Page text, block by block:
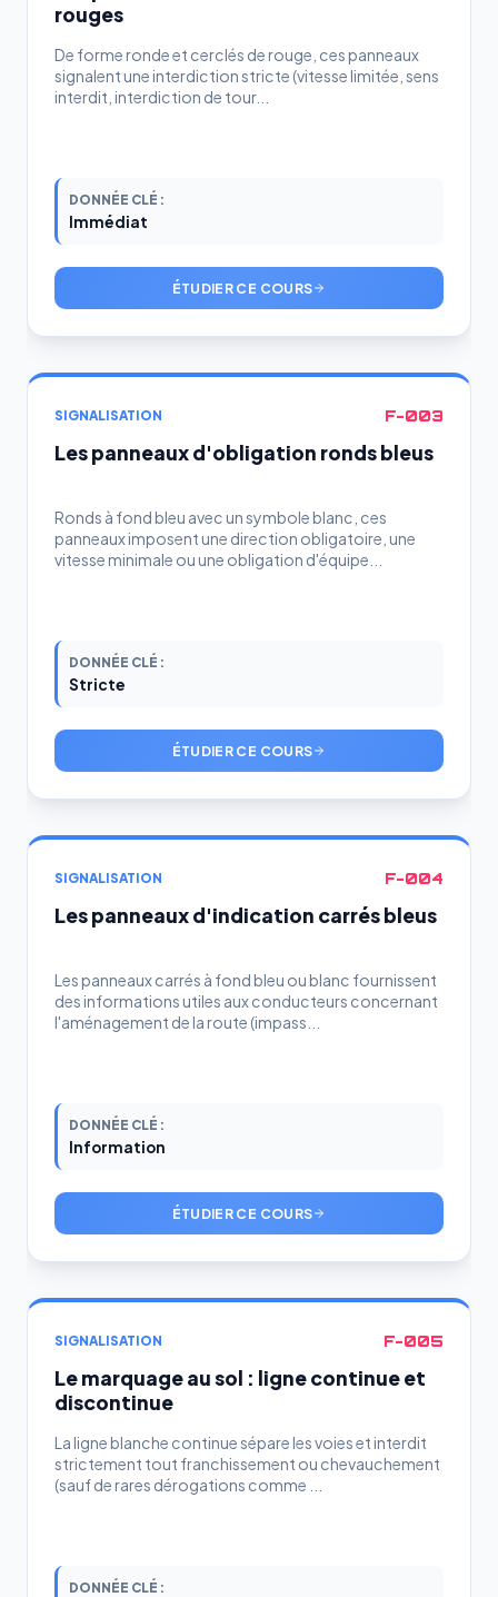
rouges
De forme ronde et cerclés de rouge, ces panneaux
signalent une interdiction stricte (vitesse limitée, sens
interdit, interdiction de tour...
DONNÉE CLÉ :
Immédiat
ÉTUDIER CE COURS
SIGNALISATION F-003
Les panneaux d'obligation ronds bleus
Ronds à fond bleu avec un symbole blanc, ces
panneaux imposent une direction obligatoire, une
vitesse minimale ou une obligation d'équipe...
DONNÉE CLÉ :
Stricte
ÉTUDIER CE COURS
SIGNALISATION F-004
Les panneaux d'indication carrés bleus
Les panneaux carrés à fond bleu ou blanc fournissent
des informations utiles aux conducteurs concernant
l'aménagement de la route (impass...
DONNÉE CLÉ :
Information
ÉTUDIER CE COURS
SIGNALISATION F-005
Le marquage au sol : ligne continue et
discontinue
La ligne blanche continue sépare les voies et interdit
strictement tout franchissement ou chevauchement
(sauf de rares dérogations comme ...
DONNÉE CLÉ :